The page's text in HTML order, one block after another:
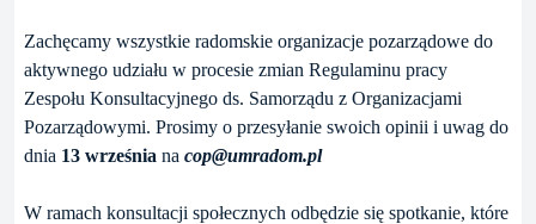
Zachęcamy wszystkie radomskie organizacje pozarządowe do
aktywnego udziału w procesie zmian Regulaminu pracy
Zespołu Konsultacyjnego ds. Samorządu z Organizacjami
Pozarządowymi. Prosimy o przesyłanie swoich opinii i uwag do
dnia 13 września na cop@umradom.pl
W ramach konsultacji społecznych odbędzie się spotkanie, które